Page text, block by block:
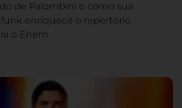
de Palombini e como sua
enriquece o repertório
o Enem.